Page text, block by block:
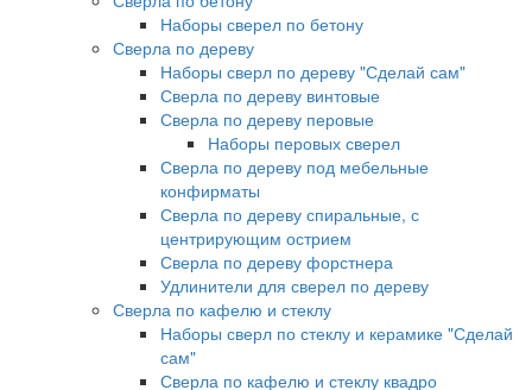
Наборы сверел по бетону
Сверла по дереву
Наборы сверл по дереву "Сделай сам"
Сверла по дереву винтовые
Сверла по дереву перовые
Наборы перовых сверел
Сверла по дереву под мебельные
конфирматы
Сверла по дереву спиральные, с
центрирующим острием
Сверла по дереву форстнера
Удлинители для сверел по дереву
Сверла по кафелю и стеклу
Наборы сверл по стеклу и керамике "Сделай
сам"
Сверла по кафелю и стеклу квадро